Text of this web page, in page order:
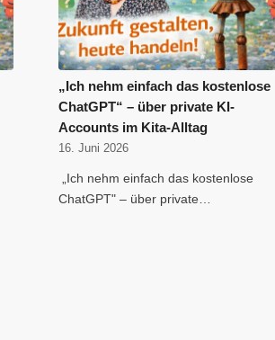
„Ich nehm einfach das kostenlose
ChatGPT“ – über private KI-
Accounts im Kita-Alltag
16. Juni 2026
„Ich nehm einfach das kostenlose
ChatGPT" – über private…